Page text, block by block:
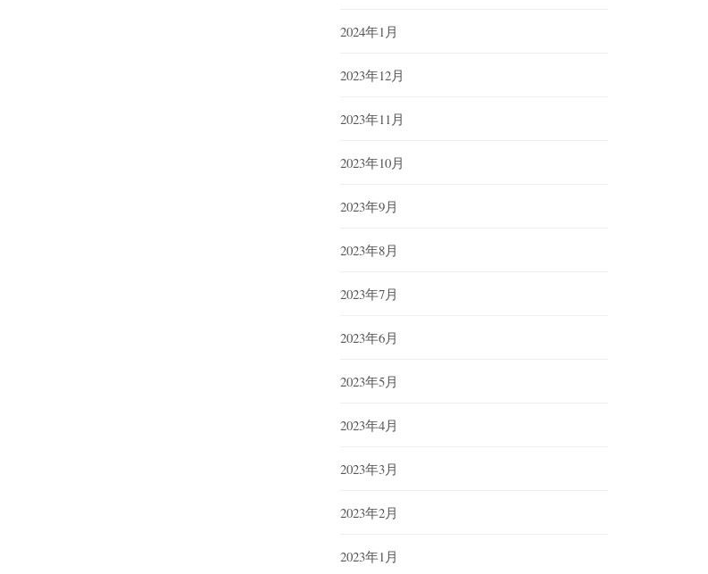
2024年1月
2023年12月
2023年11月
2023年10月
2023年9月
2023年8月
2023年7月
2023年6月
2023年5月
2023年4月
2023年3月
2023年2月
2023年1月